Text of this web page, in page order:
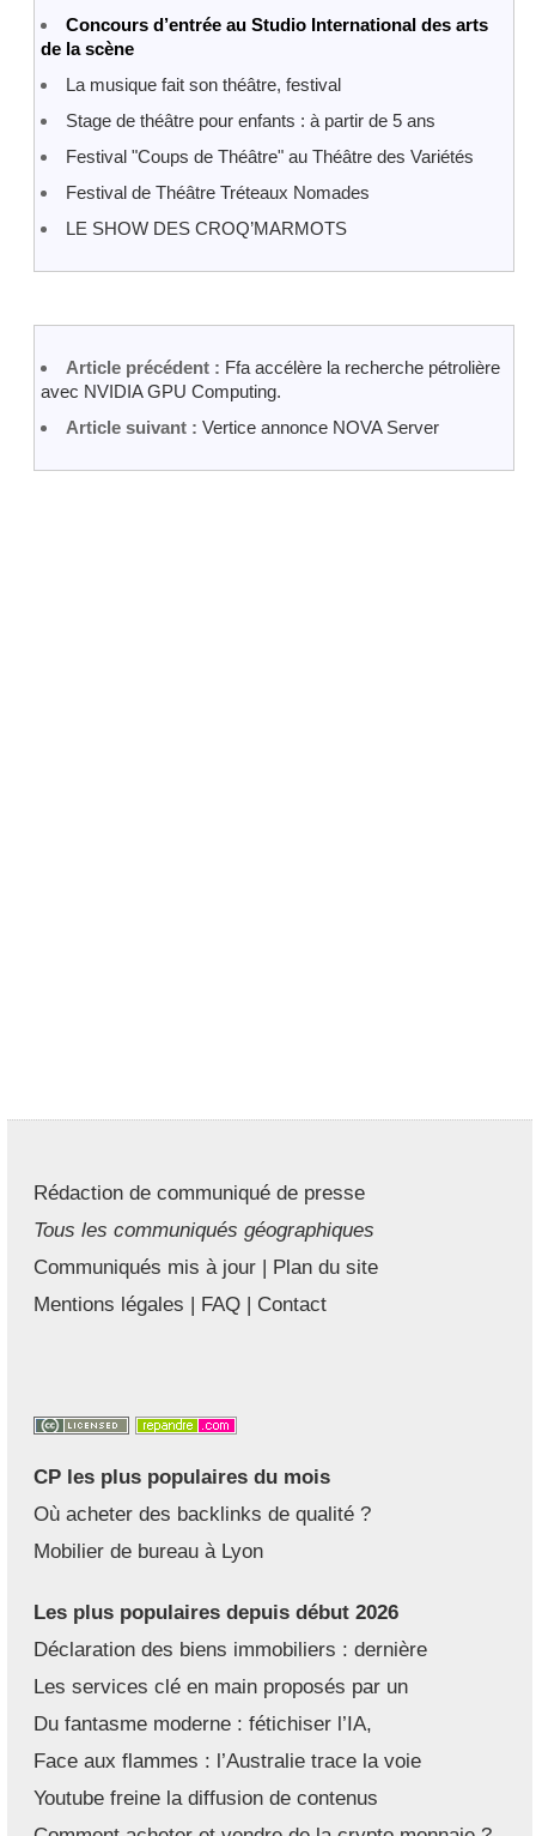
Concours d’entrée au Studio International des arts
de la scène
La musique fait son théâtre, festival
Stage de théâtre pour enfants : à partir de 5 ans
Festival "Coups de Théâtre" au Théâtre des Variétés
Festival de Théâtre Tréteaux Nomades
LE SHOW DES CROQ’MARMOTS
Article précédent : Ffa accélère la recherche pétrolière
avec NVIDIA GPU Computing.
Article suivant : Vertice annonce NOVA Server
Rédaction de communiqué de presse
Tous les communiqués géographiques
Communiqués mis à jour | Plan du site
Mentions légales | FAQ | Contact
CP les plus populaires du mois
Où acheter des backlinks de qualité ?
Mobilier de bureau à Lyon
Les plus populaires depuis début 2026
Déclaration des biens immobiliers : dernière
Les services clé en main proposés par un
Du fantasme moderne : fétichiser l’IA,
Face aux flammes : l’Australie trace la voie
Youtube freine la diffusion de contenus